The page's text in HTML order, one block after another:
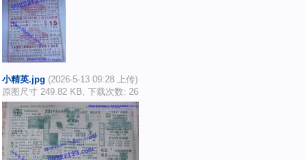
小精英.jpg (2026-5-13 09:28 上传)
原图尺寸 249.82 KB, 下载次数: 26